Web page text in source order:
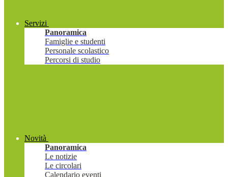
Servizi
Panoramica
Famiglie e studenti
Personale scolastico
Percorsi di studio
Novità
Panoramica
Le notizie
Le circolari
Calendario eventi